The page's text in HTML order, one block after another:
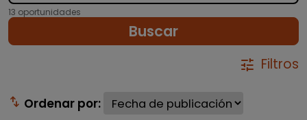
13 oportunidades
Buscar
tune Filtros
swap_vert Ordenar por: